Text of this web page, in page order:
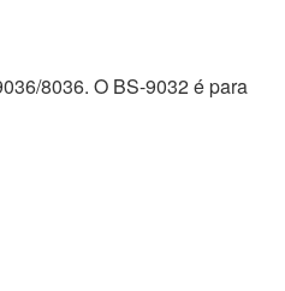
8036. O BS-9032 é para